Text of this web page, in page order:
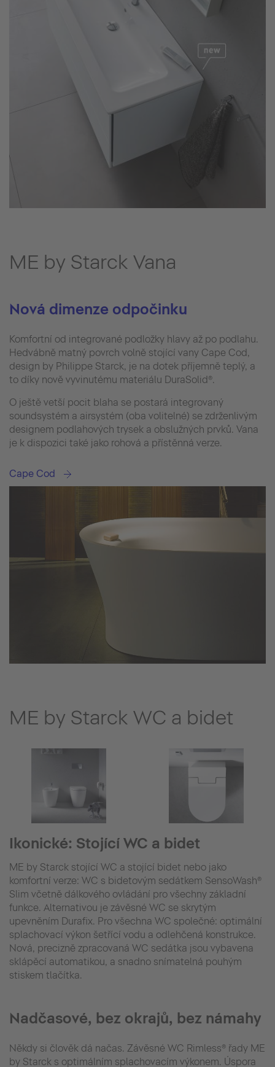
ME by Starck Vana
Nová dimenze odpočinku
Komfortní od integrované podložky hlavy až po podlahu.
Hedvábně matný povrch volně stojící vany Cape Cod,
design by Philippe Starck, je na dotek příjemně teplý, a
to díky nově vyvinutému materiálu DuraSolid®.
O ještě vetší pocit blaha se postará integrovaný
soundsystém a airsystém (oba volitelné) se zdrženlivým
designem podlahových trysek a obslužných prvků. Vana
je k dispozici také jako rohová a přístěnná verze.
Cape Cod
ME by Starck WC a bidet
Ikonické: Stojící WC a bidet
ME by Starck stojící WC a stojící bidet nebo jako
komfortní verze: WC s bidetovým sedátkem SensoWash®
Slim včetně dálkového ovládání pro všechny základní
funkce. Alternativou je závěsné WC se skrytým
upevněním Durafix. Pro všechna WC společné: optimální
splachovací výkon šetřící vodu a odlehčená konstrukce.
Nová, precizně zpracovaná WC sedátka jsou vybavena
sklápěcí automatikou, a snadno snímatelná pouhým
stiskem tlačítka.
Nadčasové, bez okrajů, bez námahy
Někdy si člověk dá načas. Závěsné WC Rimless® řady ME
by Starck s optimálním splachovacím výkonem. Úspora